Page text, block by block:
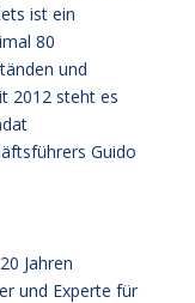
ist ein
80
und
2012 steht es
Guido
Jahren
und Experte für